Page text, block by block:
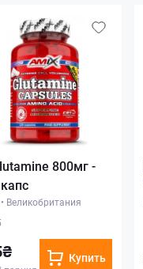
800мг -
• Великобритания
Купить